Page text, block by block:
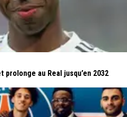
au Real jusqu’en 2032